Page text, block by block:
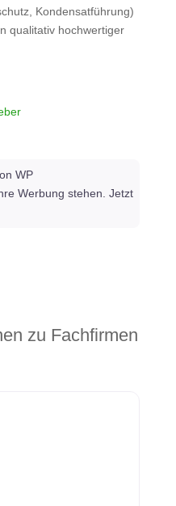
Kondensatführung)
qualitativ hochwertiger
Werbung stehen. Jetzt
zu Fachfirmen